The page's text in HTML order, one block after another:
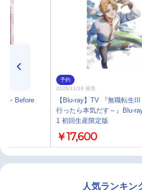
ン Before
予約
2026/11/18 発売
【Blu-ray】TV 『無職転生
行ったら本気だす～』Blu-
1 初回生産限定版
￥17,600
人気ランキン